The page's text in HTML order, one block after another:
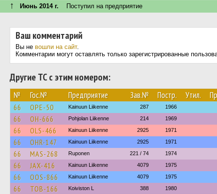
↑ Июнь 2014 г. Поступил на предприятие
Ваш комментарий
Вы не вошли на сайт.
Комментарии могут оставлять только зарегистрированные
Другие ТС с этим номером:
№ Гос.№ Предприятие Зав.№ Постр. Утил.
66 OPE-50 Kainuun Liikenne 287 1966
66 OH-666 Pohjolan Liikenne 214 1969
66 OLS-466 Kainuun Liikenne 2925 1971
66 OHR-147 Kainuun Liikenne 2925 1971
66 MAS-268 Ruponen 221 / 74 1974
66 JAX-416 Kainuun Liikenne 4079 1975
66 OOS-866 Kainuun Liikenne 4079 1975
66 TOB-166 Koiviston L 388 1980